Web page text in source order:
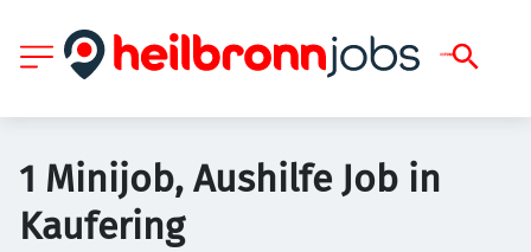
1 Minijob, Aushilfe Job in
Kaufering